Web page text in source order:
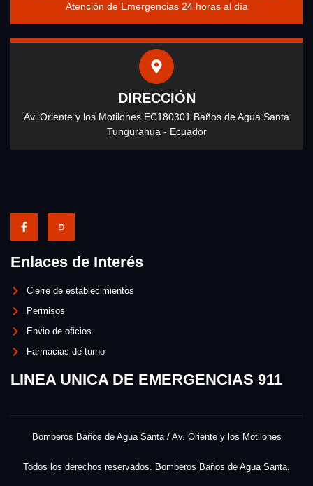
Atención de Emergencias 24 horas al día
DIRECCIÓN
Av. Oriente y los Motilones EC180301 Baños de Agua Santa
Tungurahua - Ecuador
Enlaces de Interés
Cierre de establecimientos
Permisos
Envio de oficios
Farmacias de turno
LINEA UNICA DE EMERGENCIAS 911
Bomberos Baños de Agua Santa / Av. Oriente y los Motilones
Todos los derechos reservados. Bomberos Baños de Agua Santa.